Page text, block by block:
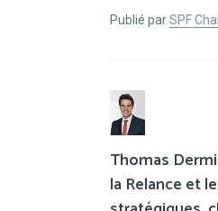
Publié parSPF
Thomas
la Relance et